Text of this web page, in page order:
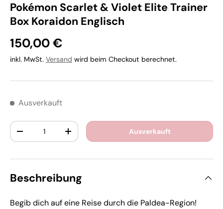
Pokémon Scarlet & Violet Elite Trainer
Box Koraidon Englisch
150,00 €
inkl. MwSt. Versand wird beim Checkout berechnet.
Ausverkauft
Anzahl
+ Ausverkauft
Beschreibung
Begib dich auf eine Reise durch die Paldea-Region!